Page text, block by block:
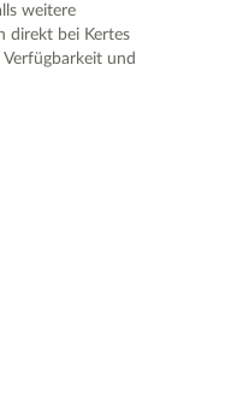
weitere
direkt bei Kertes
und